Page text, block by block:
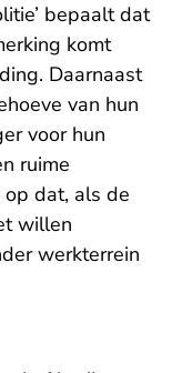
bepaalt dat
komt
Daarnaast
van hun
voor hun
ruime
dat, als de
willen
werkterrein